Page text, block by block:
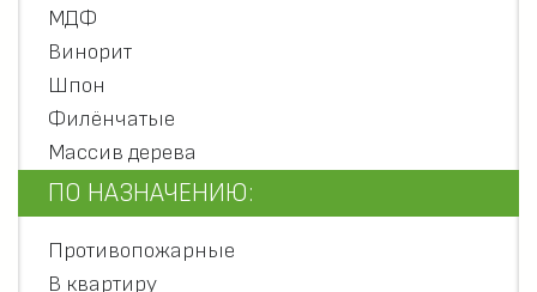
МДФ
Винорит
Шпон
Филёнчатые
Массив дерева
ПО НАЗНАЧЕНИЮ:
Противопожарные
В квартиру